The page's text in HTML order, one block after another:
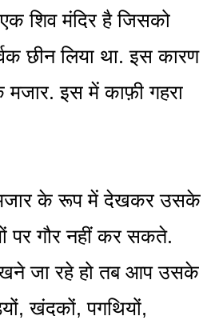
शिव मंदिर है जिसको
छीन लिया था. इस कारण
मजार. इस में काफ़ी गहरा
मजार के रूप में देखकर उसके
पर गौर नहीं कर सकते.
जा रहे हो तब आप उसके
खंदकों, पगथियों,